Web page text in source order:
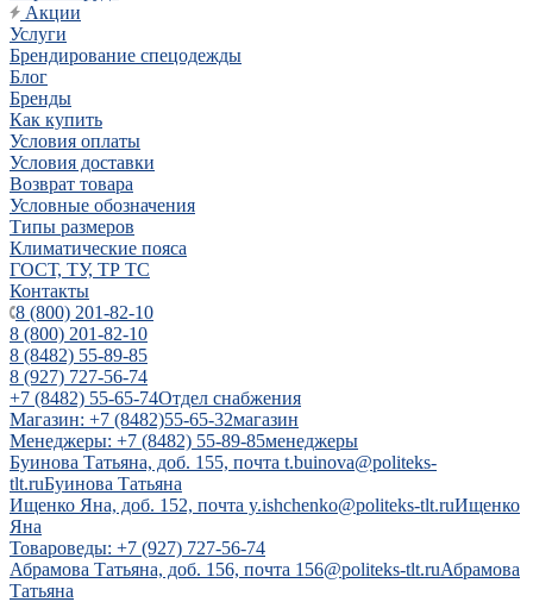
Акции
Услуги
Брендирование спецодежды
Блог
Бренды
Как купить
Условия оплаты
Условия доставки
Возврат товара
Условные обозначения
Типы размеров
Климатические пояса
ГОСТ, ТУ, ТР ТС
Контакты
8 (800) 201-82-10
8 (800) 201-82-10
8 (8482) 55-89-85
8 (927) 727-56-74
+7 (8482) 55-65-74Отдел снабжения
Магазин: +7 (8482)55-65-32магазин
Менеджеры: +7 (8482) 55-89-85менеджеры
Буинова Татьяна, доб. 155, почта t.buinova@politeks-
tlt.ruБуинова Татьяна
Ищенко Яна, доб. 152, почта y.ishchenko@politeks-tlt.ruИщенко
Яна
Товароведы: +7 (927) 727-56-74
Абрамова Татьяна, доб. 156, почта 156@politeks-tlt.ruАбрамова
Татьяна